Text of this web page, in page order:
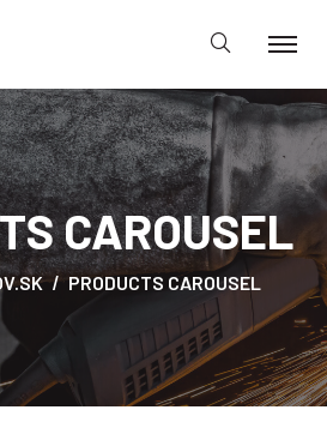
CAROUSEL
PRODUCTS CAROUSEL